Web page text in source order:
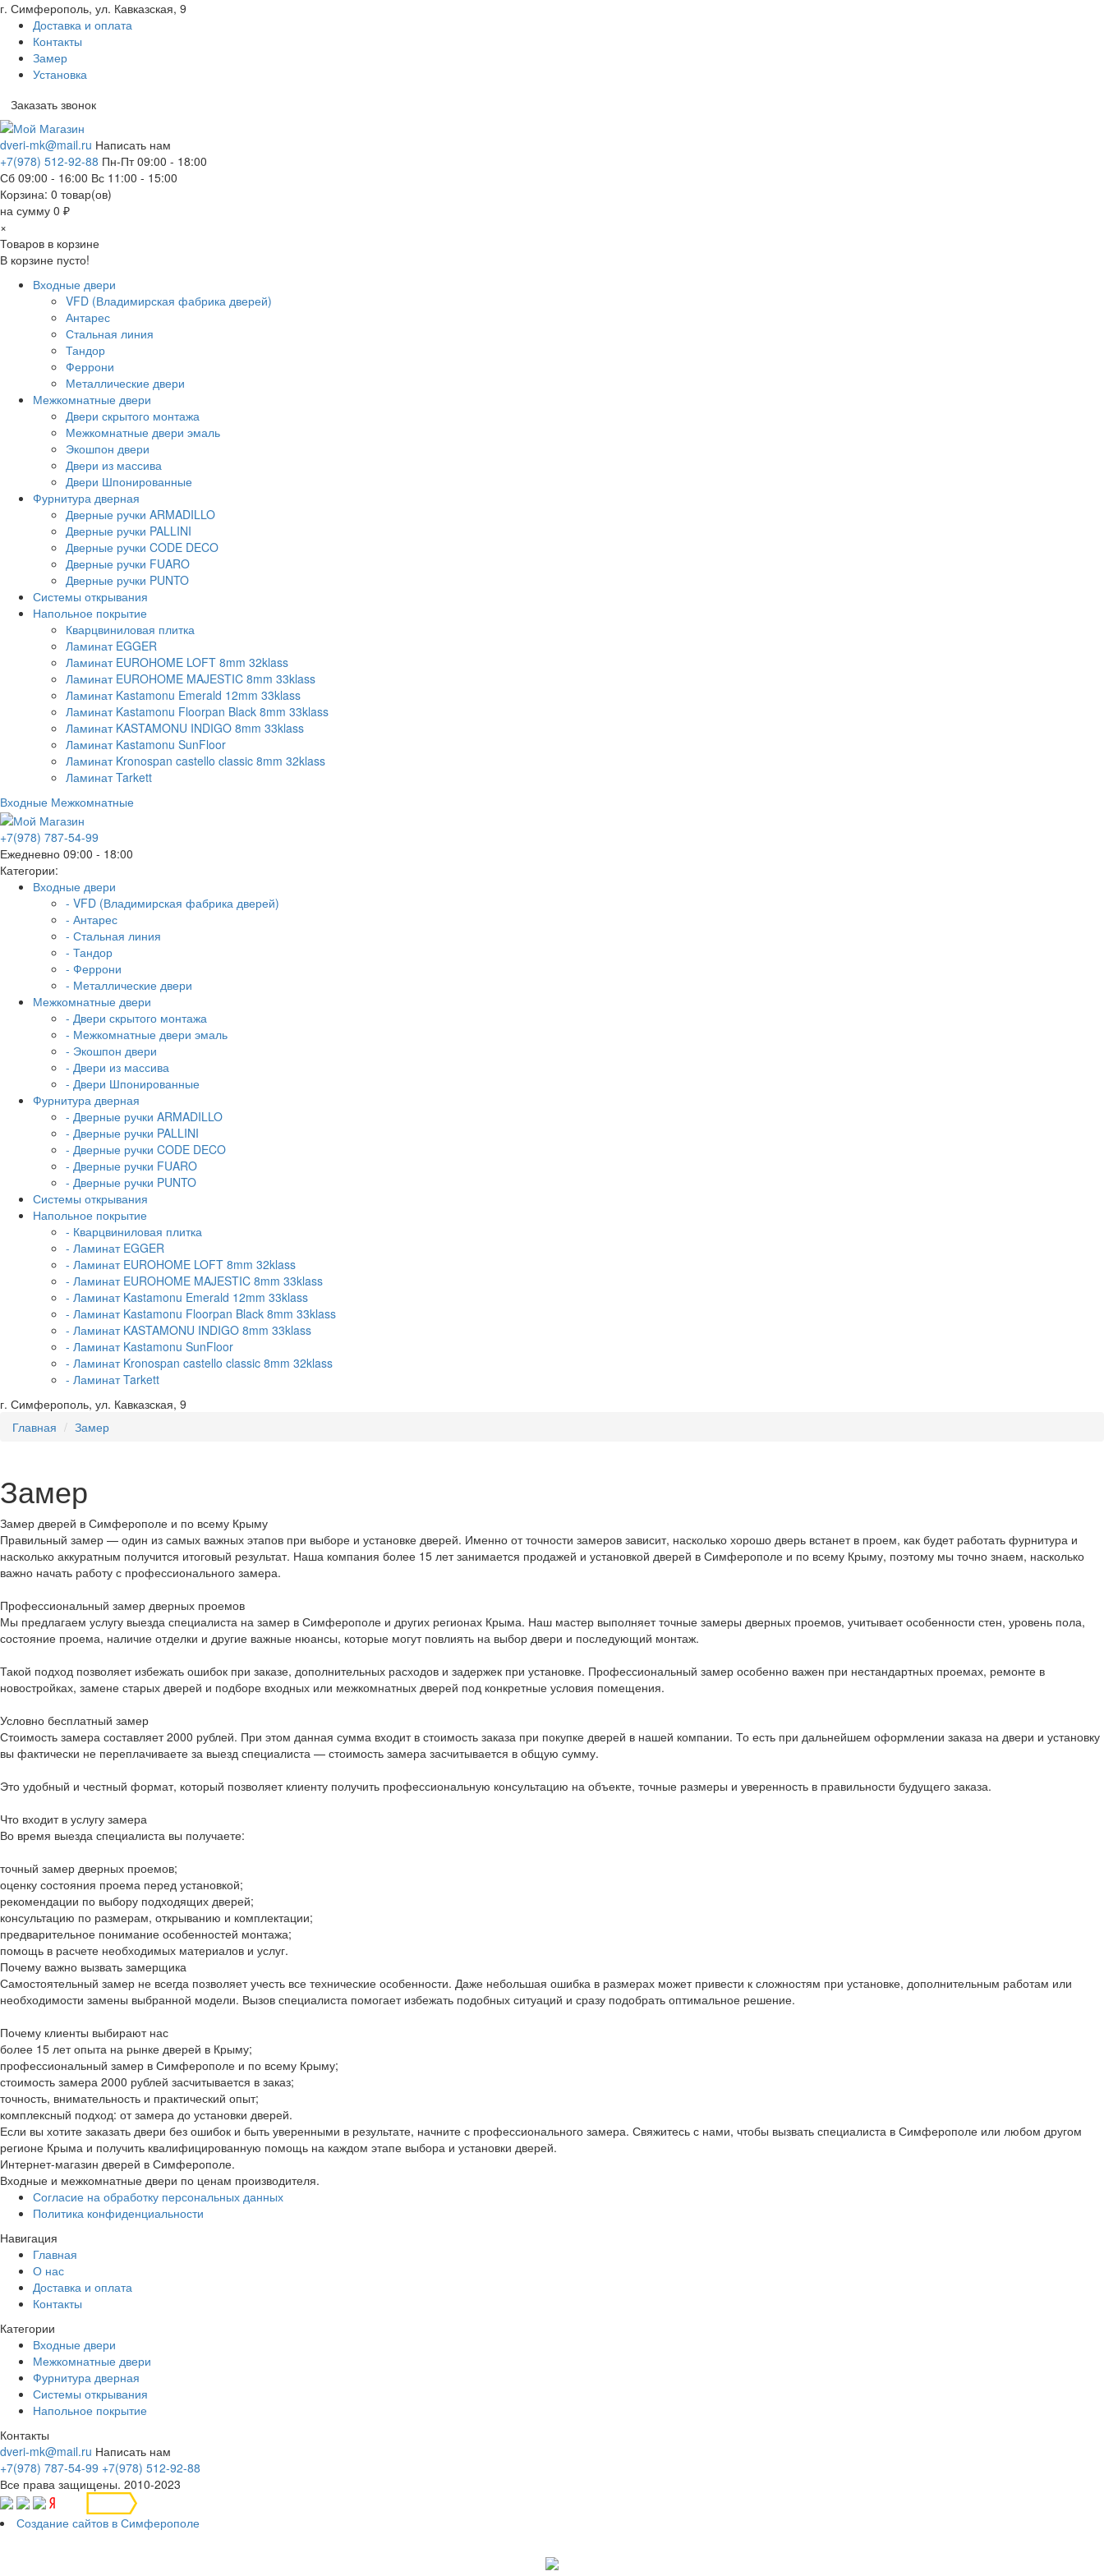
г. Симферополь, ул. Кавказская, 9
Доставка и оплата
Контакты
Замер
Установка
Заказать звонок
dveri-mk@mail.ru Написать нам
+7(978) 512-92-88 Пн-Пт 09:00 - 18:00
Сб 09:00 - 16:00 Вс 11:00 - 15:00
Корзина: 0 товар(ов)
на сумму 0 ₽
×
Товаров в корзине
В корзине пусто!
Входные двери
VFD (Владимирская фабрика дверей)
Антарес
Стальная линия
Тандор
Феррони
Металлические двери
Межкомнатные двери
Двери скрытого монтажа
Межкомнатные двери эмаль
Экошпон двери
Двери из массива
Двери Шпонированные
Фурнитура дверная
Дверные ручки ARMADILLO
Дверные ручки PALLINI
Дверные ручки CODE DECO
Дверные ручки FUARO
Дверные ручки PUNTO
Системы открывания
Напольное покрытие
Кварцвиниловая плитка
Ламинат EGGER
Ламинат EUROHOME LOFT 8mm 32klass
Ламинат EUROHOME MAJESTIC 8mm 33klass
Ламинат Kastamonu Emerald 12mm 33klass
Ламинат Kastamonu Floorpan Black 8mm 33klass
Ламинат KASTAMONU INDIGO 8mm 33klass
Ламинат Kastamonu SunFloor
Ламинат Kronospan castello classic 8mm 32klass
Ламинат Tarkett
Входные Межкомнатные
+7(978) 787-54-99
Ежедневно 09:00 - 18:00
Категории:
Входные двери
- VFD (Владимирская фабрика дверей)
- Антарес
- Стальная линия
- Тандор
- Феррони
- Металлические двери
Межкомнатные двери
- Двери скрытого монтажа
- Межкомнатные двери эмаль
- Экошпон двери
- Двери из массива
- Двери Шпонированные
Фурнитура дверная
- Дверные ручки ARMADILLO
- Дверные ручки PALLINI
- Дверные ручки CODE DECO
- Дверные ручки FUARO
- Дверные ручки PUNTO
Системы открывания
Напольное покрытие
- Кварцвиниловая плитка
- Ламинат EGGER
- Ламинат EUROHOME LOFT 8mm 32klass
- Ламинат EUROHOME MAJESTIC 8mm 33klass
- Ламинат Kastamonu Emerald 12mm 33klass
- Ламинат Kastamonu Floorpan Black 8mm 33klass
- Ламинат KASTAMONU INDIGO 8mm 33klass
- Ламинат Kastamonu SunFloor
- Ламинат Kronospan castello classic 8mm 32klass
- Ламинат Tarkett
г. Симферополь, ул. Кавказская, 9
Главная
Замер
Замер
Замер дверей в Симферополе и по всему Крыму
Правильный замер — один из самых важных этапов при выборе и установке дверей. Именно от точности замеров зависит, насколько хорошо дверь встанет в проем, как будет работать фурнитура и
насколько аккуратным получится итоговый результат. Наша компания более 15 лет занимается продажей и установкой дверей в Симферополе и по всему Крыму, поэтому мы точно знаем, насколько
важно начать работу с профессионального замера.
Профессиональный замер дверных проемов
Мы предлагаем услугу выезда специалиста на замер в Симферополе и других регионах Крыма. Наш мастер выполняет точные замеры дверных проемов, учитывает особенности стен, уровень пола,
состояние проема, наличие отделки и другие важные нюансы, которые могут повлиять на выбор двери и последующий монтаж.
Такой подход позволяет избежать ошибок при заказе, дополнительных расходов и задержек при установке. Профессиональный замер особенно важен при нестандартных проемах, ремонте в
новостройках, замене старых дверей и подборе входных или межкомнатных дверей под конкретные условия помещения.
Условно бесплатный замер
Стоимость замера составляет 2000 рублей. При этом данная сумма входит в стоимость заказа при покупке дверей в нашей компании. То есть при дальнейшем оформлении заказа на двери и установку
вы фактически не переплачиваете за выезд специалиста — стоимость замера засчитывается в общую сумму.
Это удобный и честный формат, который позволяет клиенту получить профессиональную консультацию на объекте, точные размеры и уверенность в правильности будущего заказа.
Что входит в услугу замера
Во время выезда специалиста вы получаете:
точный замер дверных проемов;
оценку состояния проема перед установкой;
рекомендации по выбору подходящих дверей;
консультацию по размерам, открыванию и комплектации;
предварительное понимание особенностей монтажа;
помощь в расчете необходимых материалов и услуг.
Почему важно вызвать замерщика
Самостоятельный замер не всегда позволяет учесть все технические особенности. Даже небольшая ошибка в размерах может привести к сложностям при установке, дополнительным работам или
необходимости замены выбранной модели. Вызов специалиста помогает избежать подобных ситуаций и сразу подобрать оптимальное решение.
Почему клиенты выбирают нас
более 15 лет опыта на рынке дверей в Крыму;
профессиональный замер в Симферополе и по всему Крыму;
стоимость замера 2000 рублей засчитывается в заказ;
точность, внимательность и практический опыт;
комплексный подход: от замера до установки дверей.
Если вы хотите заказать двери без ошибок и быть уверенными в результате, начните с профессионального замера. Свяжитесь с нами, чтобы вызвать специалиста в Симферополе или любом другом
регионе Крыма и получить квалифицированную помощь на каждом этапе выбора и установки дверей.
Интернет-магазин дверей в Симферополе.
Входные и межкомнатные двери по ценам производителя.
Согласие на обработку персональных данных
Политика конфиденциальности
Навигация
Главная
О нас
Доставка и оплата
Контакты
Категории
Входные двери
Межкомнатные двери
Фурнитура дверная
Системы открывания
Напольное покрытие
Контакты
dveri-mk@mail.ru Написать нам
+7(978) 787-54-99 +7(978) 512-92-88
Все права защищены. 2010-2023
Создание сайтов в Симферополе